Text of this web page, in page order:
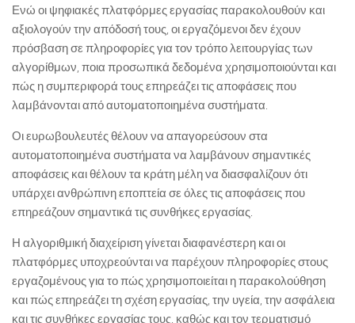
Ενώ οι ψηφιακές πλατφόρμες εργασίας παρακολουθούν και
αξιολογούν την απόδοσή τους, οι εργαζόμενοι δεν έχουν
πρόσβαση σε πληροφορίες για τον τρόπο λειτουργίας των
αλγορίθμων, ποια προσωπικά δεδομένα χρησιμοποιούνται και
πώς η συμπεριφορά τους επηρεάζει τις αποφάσεις που
λαμβάνονται από αυτοματοποιημένα συστήματα.
Οι ευρωβουλευτές θέλουν να απαγορεύσουν στα
αυτοματοποιημένα συστήματα να λαμβάνουν σημαντικές
αποφάσεις και θέλουν τα κράτη μέλη να διασφαλίζουν ότι
υπάρχει ανθρώπινη εποπτεία σε όλες τις αποφάσεις που
επηρεάζουν σημαντικά τις συνθήκες εργασίας.
Η αλγοριθμική διαχείριση γίνεται διαφανέστερη και οι
πλατφόρμες υποχρεούνται να παρέχουν πληροφορίες στους
εργαζομένους για το πώς χρησιμοποιείται η παρακολούθηση
και πώς επηρεάζει τη σχέση εργασίας, την υγεία, την ασφάλεια
και τις συνθήκες εργασίας τους, καθώς και τον τερματισμό